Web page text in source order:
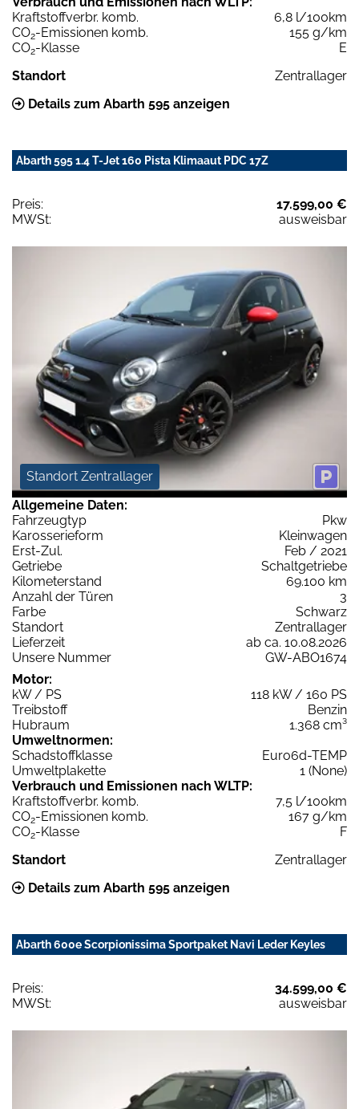
Kraftstoffverbr. komb.
6,8 l/100km
CO2-Emissionen komb.
155 g/km
CO2-Klasse
E
Standort
Zentrallager
Details zum Abarth 595 anzeigen
Abarth 595 1.4 T-Jet 160 Pista Klimaaut PDC 17Z
Preis:
17.599,00 €
MWSt:
ausweisbar
Standort Zentrallager
Allgemeine Daten:
Fahrzeugtyp
Pkw
Karosserieform
Kleinwagen
Erst-Zul.
Feb / 2021
Getriebe
Schaltgetriebe
Kilometerstand
69.100 km
Anzahl der Türen
3
Farbe
Schwarz
Standort
Zentrallager
Lieferzeit
ab ca. 10.08.2026
Unsere Nummer
GW-ABO1674
Motor:
kW / PS
118 kW / 160 PS
Treibstoff
Benzin
Hubraum
1.368 cm³
Umweltnormen:
Schadstoffklasse
Euro6d-TEMP
Umweltplakette
1 (None)
Verbrauch und Emissionen nach WLTP:
Kraftstoffverbr. komb.
7,5 l/100km
CO2-Emissionen komb.
167 g/km
CO2-Klasse
F
Standort
Zentrallager
Details zum Abarth 595 anzeigen
Abarth 600e Scorpionissima Sportpaket Navi Leder Keyles
Preis:
34.599,00 €
MWSt:
ausweisbar